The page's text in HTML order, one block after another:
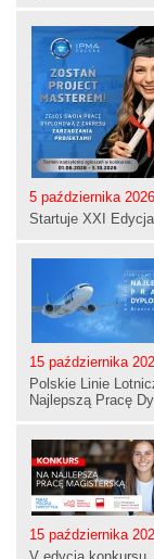
5 października
Startuje XXI
15 października
Polskie Linie
Najlepszą Pracę
15 października